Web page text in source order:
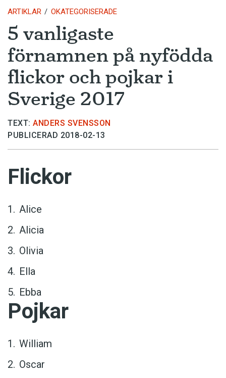
ARTIKLAR OKATEGORISERADE
5 vanligaste
förnamnen på nyfödda
flickor och pojkar i
Sverige 2017
TEXT: ANDERS SVENSSON
PUBLICERAD 2018-02-13
Flickor
Alice
Alicia
Olivia
Ella
Ebba
Pojkar
William
Oscar